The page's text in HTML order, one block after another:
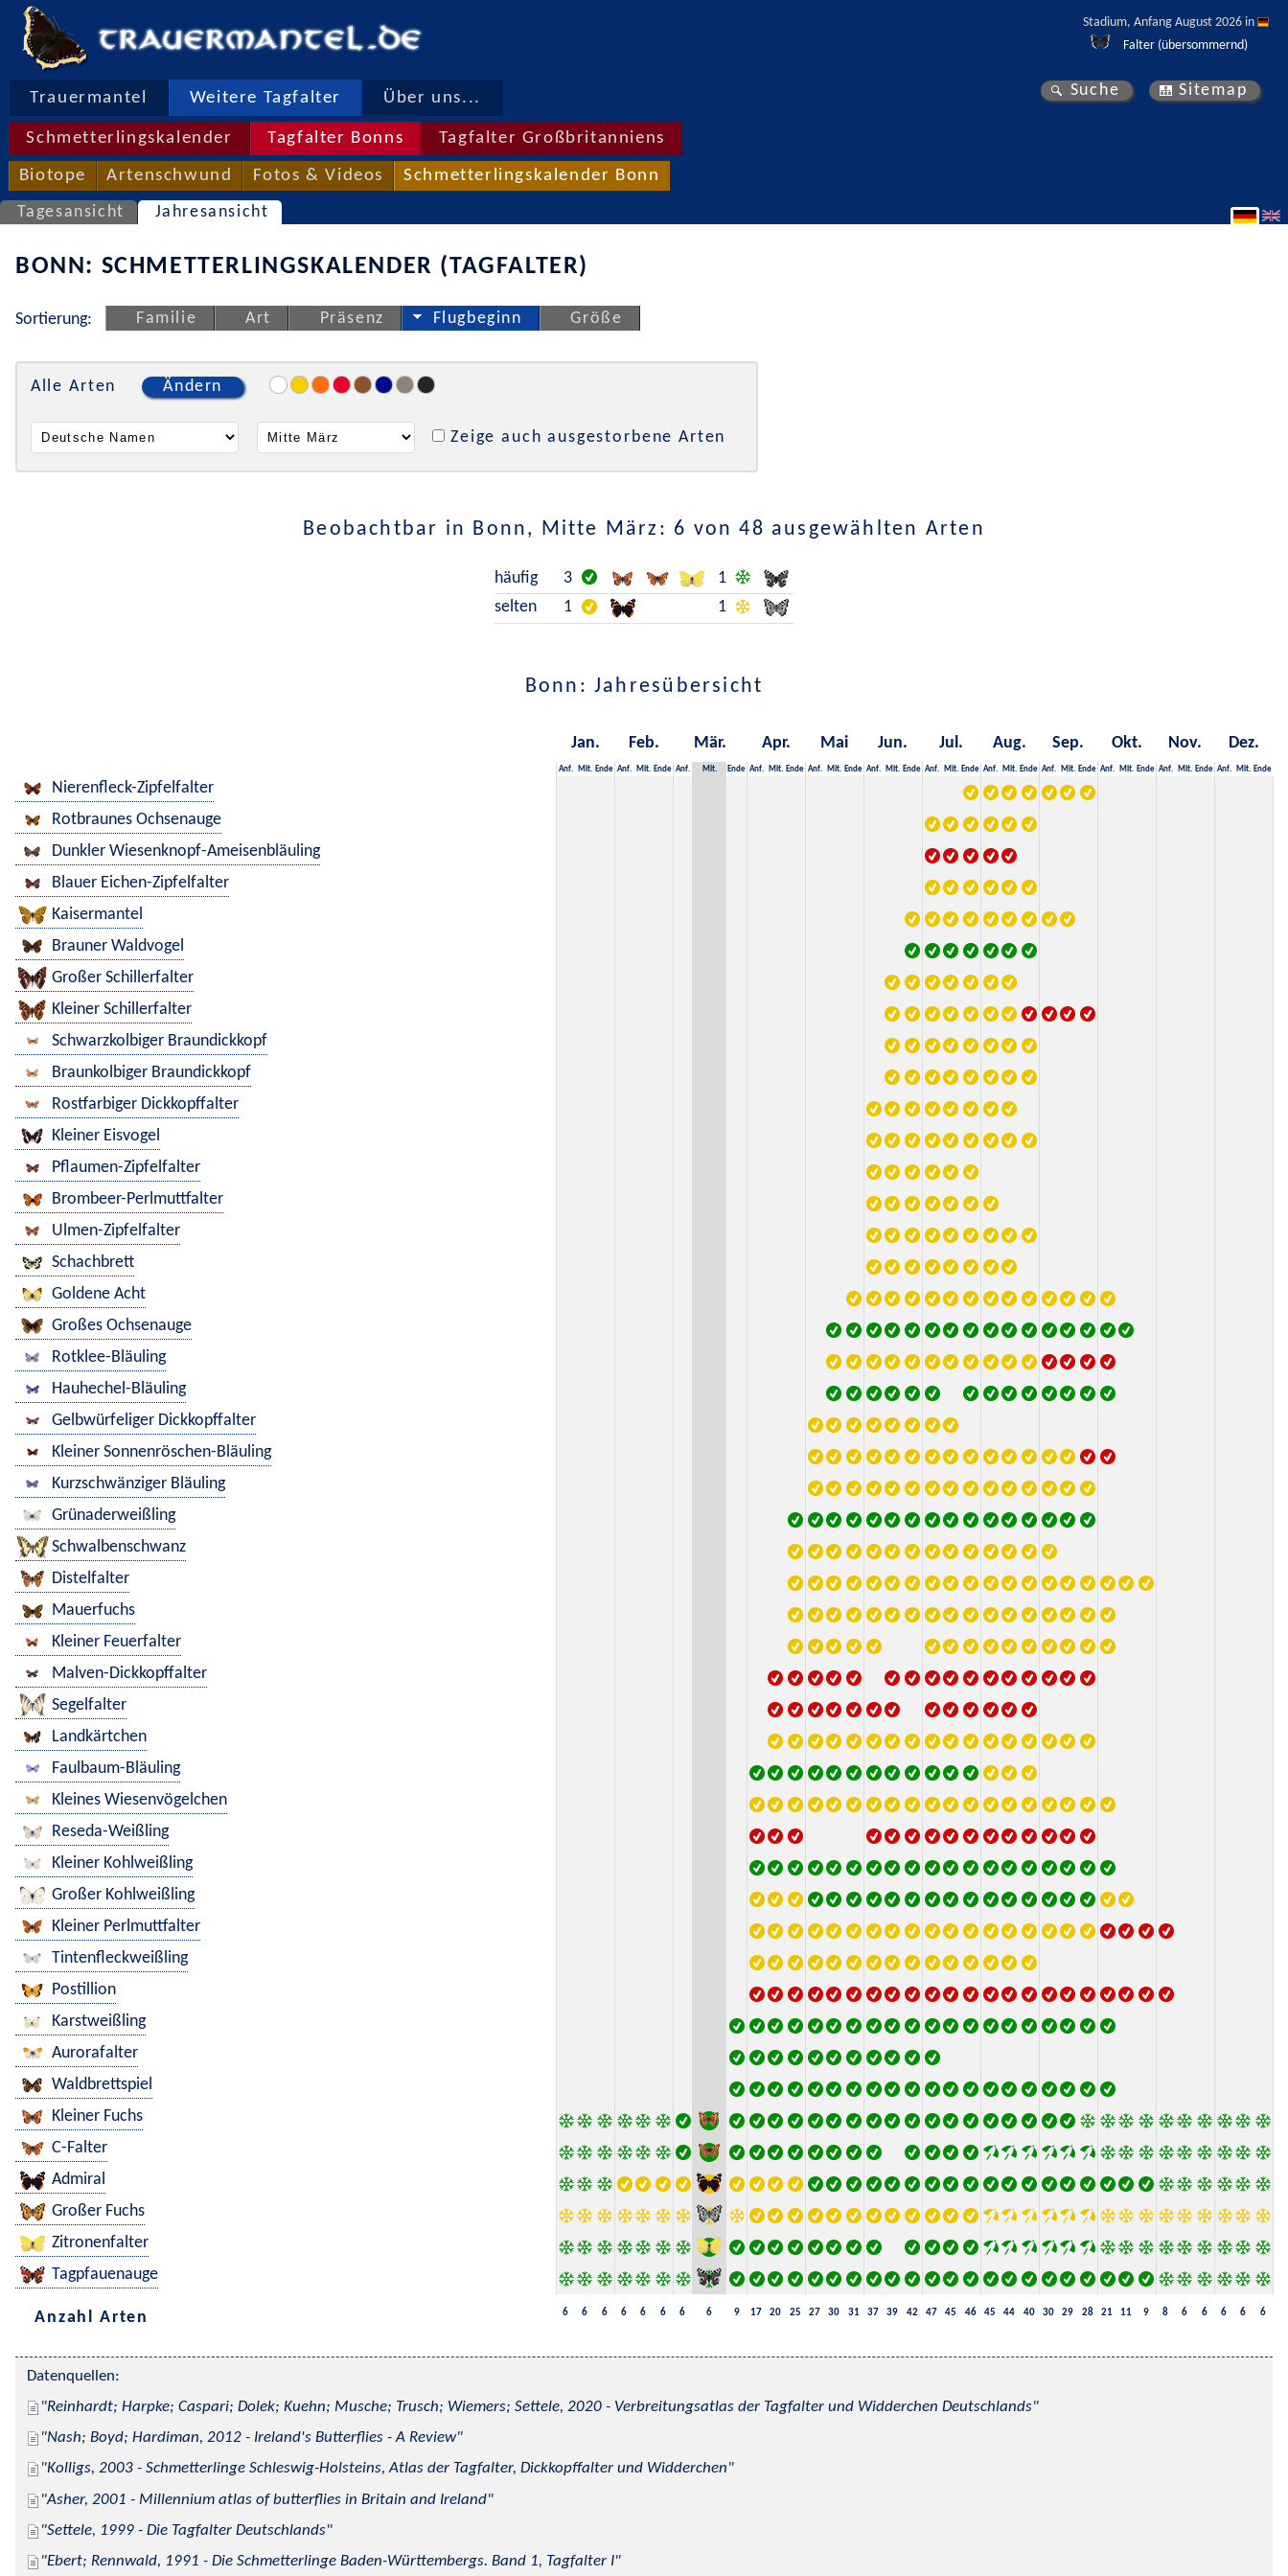
Stadium, Anfang August 2026 in
Falter (übersommernd)
Trauermantel Weitere Tagfalter Über uns...
Schmetterlingskalender Tagfalter Bonns Tagfalter Großbritanniens
Biotope Artenschwund Fotos & Videos Schmetterlingskalender Bonn
Suche Sitemap
Tagesansicht Jahresansicht
BONN: SCHMETTERLINGSKALENDER (TAGFALTER)
Sortierung: Familie Art Präsenz Flugbeginn Größe
Alle Arten Ändern
Zeige auch ausgestorbene Arten
Beobachtbar in Bonn, Mitte März: 6 von 48 ausgewählten Arten
häufig 3
1
selten
1 1
Bonn: Jahresübersicht
Jan. Feb. Mär. Apr. Mai Jun. Jul. Aug. Sep. Okt. Nov. Dez.
Anf. Mit. Ende Anf. Mit. Ende Anf. Mit. Ende Anf. Mit. Ende Anf. Mit. Ende Anf. Mit. Ende Anf. Mit. Ende Anf. Mit. Ende Anf. Mit. Ende Anf. Mit. Ende Anf. Mit. Ende Anf. Mit. Ende
Nierenfleck-Zipfelfalter
Rotbraunes Ochsenauge
Dunkler Wiesenknopf-Ameisenbläuling
Blauer Eichen-Zipfelfalter
Kaisermantel
Brauner Waldvogel
Großer Schillerfalter
Kleiner Schillerfalter
Schwarzkolbiger Braundickkopf
Braunkolbiger Braundickkopf
Rostfarbiger Dickkopffalter
Kleiner Eisvogel
Pflaumen-Zipfelfalter
Brombeer-Perlmuttfalter
Ulmen-Zipfelfalter
Schachbrett
Goldene Acht
Großes Ochsenauge
Rotklee-Bläuling
Hauhechel-Bläuling
Gelbwürfeliger Dickkopffalter
Kleiner Sonnenröschen-Bläuling
Kurzschwänziger Bläuling
Grünaderweißling
Schwalbenschwanz
Distelfalter
Mauerfuchs
Kleiner Feuerfalter
Malven-Dickkopffalter
Segelfalter
Landkärtchen
Faulbaum-Bläuling
Kleines Wiesenvögelchen
Reseda-Weißling
Kleiner Kohlweißling
Großer Kohlweißling
Kleiner Perlmuttfalter
Tintenfleckweißling
Postillion
Karstweißling
Aurorafalter
Waldbrettspiel
Kleiner Fuchs
C-Falter
Admiral
Großer Fuchs
Zitronenfalter
Tagpfauenauge
Anzahl Arten 6 6 6 6 6 6 6 6 9 17 20 25 27 30 31 37 39 42 47 45 46 45 44 40 30 29 28 21 11 9 8 6 6 6 6 6
Datenquellen:
Reinhardt; Harpke; Caspari; Dolek; Kuehn; Musche; Trusch; Wiemers; Settele, 2020 - Verbreitungsatlas der Tagfalter und Widderchen Deutschlands
Nash; Boyd; Hardiman, 2012 - Ireland's Butterflies - A Review
Kolligs, 2003 - Schmetterlinge Schleswig-Holsteins, Atlas der Tagfalter, Dickkopffalter und Widderchen
Asher, 2001 - Millennium atlas of butterflies in Britain and Ireland
Settele, 1999 - Die Tagfalter Deutschlands
Ebert; Rennwald, 1991 - Die Schmetterlinge Baden-Württembergs. Band 1, Tagfalter I